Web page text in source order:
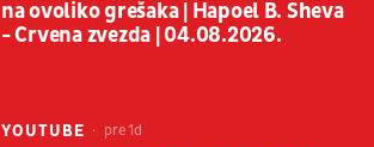
na ovoliko grešaka | Hapoel B. Sheva
- Crvena zvezda | 04.08.2026.
YOUTUBE pre 1d